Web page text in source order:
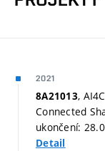
2021
8A21013,
Connected
ukončení:
Detail